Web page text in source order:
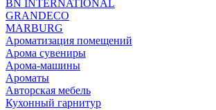
BN INTERNATIONAL
GRANDECO
MARBURG
Ароматизация помещений
Арома сувениры
Арома-машины
Ароматы
Авторская мебель
Кухонный гарнитур